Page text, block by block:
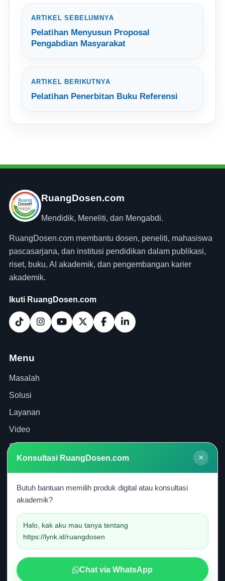
ARTIKEL SEBELUMNYA
Pelatihan Menyusun Proposal
Pengabdian Masyarakat
ARTIKEL BERIKUTNYA
Pelatihan Penerbitan Buku Referensi
RuangDosen.com
Mendidik, Meneliti, dan Mengabdi.
RuangDosen.com membantu dosen, peneliti, mahasiswa
pascasarjana, dan institusi pendidikan dalam publikasi,
riset, buku, AI akademik, dan pengembangan karier
akademik.
Ikuti RuangDosen.com
Menu
Masalah
Solusi
Layanan
Video
Shop
Artikel
Kontak
WhatsApp
lynk.id/ruangdosen
ruangdosen@yahoo.com
www.RuangDosen.com
Konsultasi RuangDosen.com ×
Butuh bantuan memilih produk digital atau konsultasi
akademik?
Halo, kak aku mau tanya tentang
https://lynk.id/ruangdosen
Chat via WhatsApp